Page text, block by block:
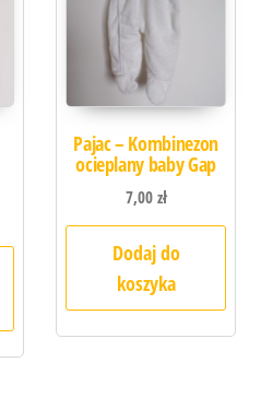
Pajac – Kombinezon
ocieplany baby Gap
7,00zł
Dodaj do
koszyka